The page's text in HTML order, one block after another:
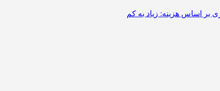
بر اساس هزینه: زیاد به کم